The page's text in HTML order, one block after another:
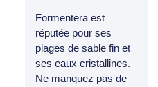
Formentera est
réputée pour ses
plages de sable fin et
ses eaux cristallines.
Ne manquez pas de